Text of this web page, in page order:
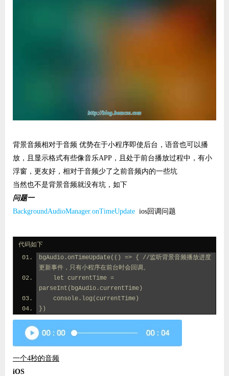
背景音频相对于音频 优势在于小程序即使后台，语音也可以播
放，且显示格式有些像音乐APP，且处于前台播放过程中，有小
浮窗，更友好，相对于音频少了之前音频内的一些坑
当然也不是背景音频就没有坑，如下
问题一
BackgroundAudioManager.onTimeUpdate ios回调问题
代码如下
bgAudio.onTimeUpdate(() => { //监听背景音频播放进度
更新事件，只有小程序在前台时会回调。
parseInt(bgAudio.currentTime)
    console.log(currentTime)
})
一个4秒的音频
iOS